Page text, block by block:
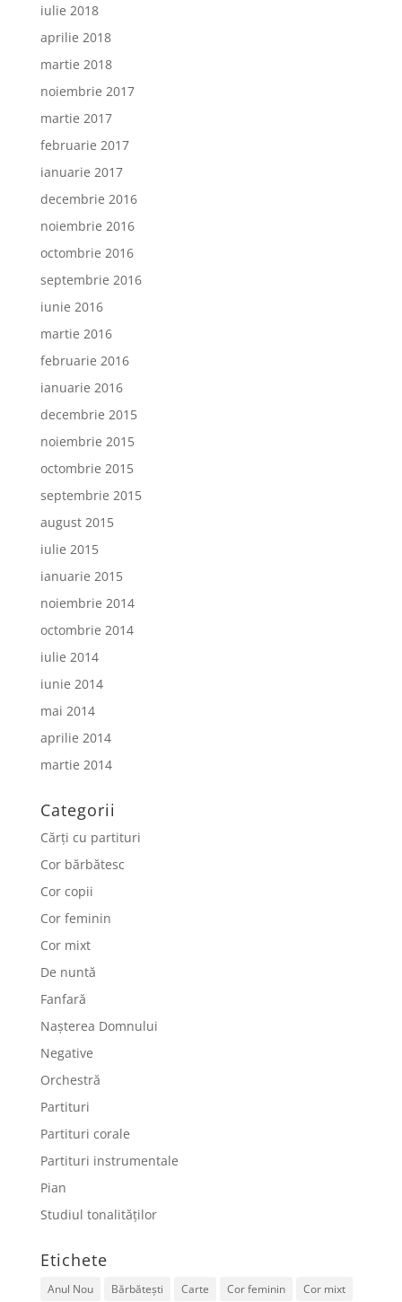
iulie 2018
aprilie 2018
martie 2018
noiembrie 2017
martie 2017
februarie 2017
ianuarie 2017
decembrie 2016
noiembrie 2016
octombrie 2016
septembrie 2016
iunie 2016
martie 2016
februarie 2016
ianuarie 2016
decembrie 2015
noiembrie 2015
octombrie 2015
septembrie 2015
august 2015
iulie 2015
ianuarie 2015
noiembrie 2014
octombrie 2014
iulie 2014
iunie 2014
mai 2014
aprilie 2014
martie 2014
Categorii
Cărți cu partituri
Cor bărbătesc
Cor copii
Cor feminin
Cor mixt
De nuntă
Fanfară
Nașterea Domnului
Negative
Orchestră
Partituri
Partituri corale
Partituri instrumentale
Pian
Studiul tonalităților
Etichete
Anul Nou Bărbătești Carte Cor feminin Cor mixt